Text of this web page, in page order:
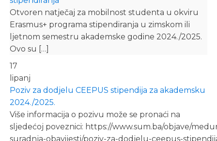
Otvoren natječaj za mobilnost studenta u okviru
Erasmus+ programa stipendiranja u zimskom ili
ljetnom semestru akademske godine 2024./2025.
Ovo su […]
17
lipanj
Poziv za dodjelu CEEPUS stipendija za akademsku
2024./2025.
Više informacija o pozivu može se pronaći na
sljedećoj poveznici: https://www.sum.ba/objave/
suradnja-obavijesti/poziv-za-dodjelu-ceepus-